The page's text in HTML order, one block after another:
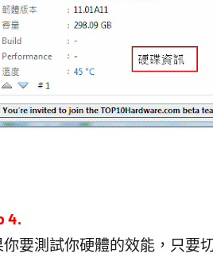
4.
你要測試你硬體的效能，只要